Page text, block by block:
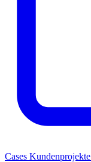
Cases